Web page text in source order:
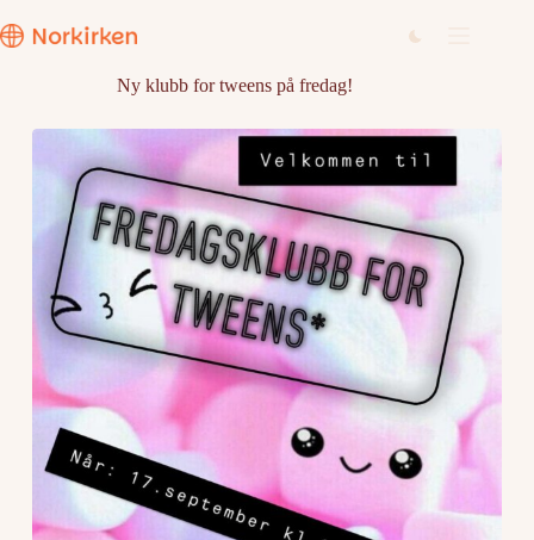
til
innholdet
Ny klubb for tweens på fredag!